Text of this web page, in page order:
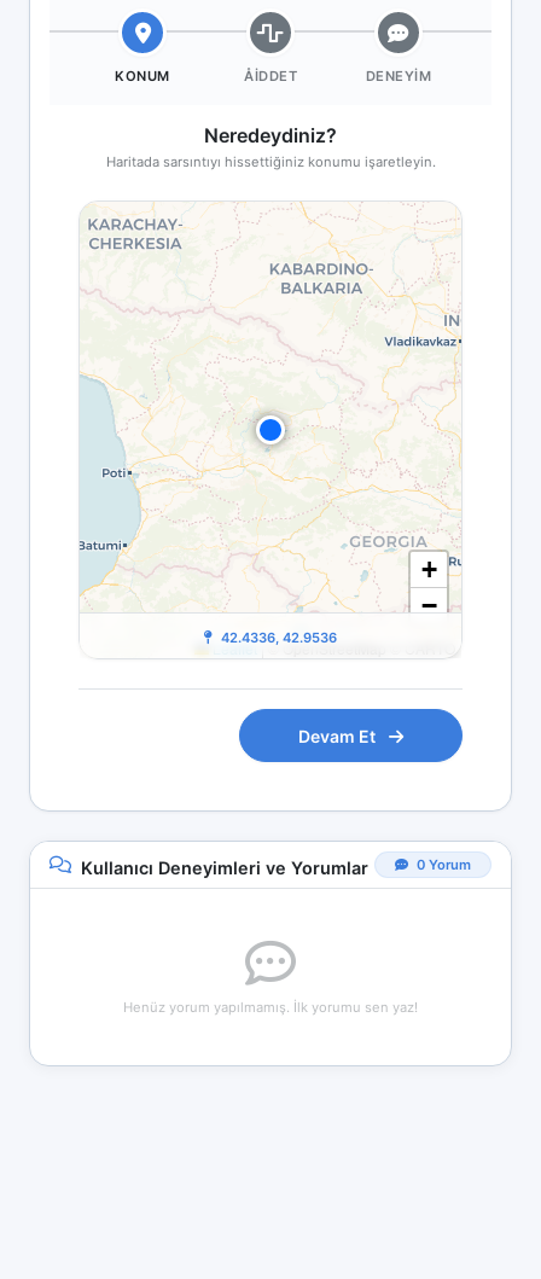
KONUM ÅIDDET DENEYIM
Neredeydiniz?
Haritada sarsıntıyı hissettiğiniz konumu işaretleyin.
+
−
Leaflet|© OpenStreetMap © CARTO
42.4336, 42.9536
Devam Et
Kullanıcı Deneyimleri ve Yorumlar 0 Yorum
Henüz yorum yapılmamış. İlk yorumu sen yaz!